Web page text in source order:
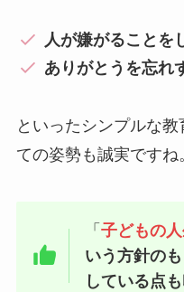
人が嫌がることを
ありがとうを忘れ
といったシンプルな
ての姿勢も誠実ですね
「子どもの
いう方針の
している点も